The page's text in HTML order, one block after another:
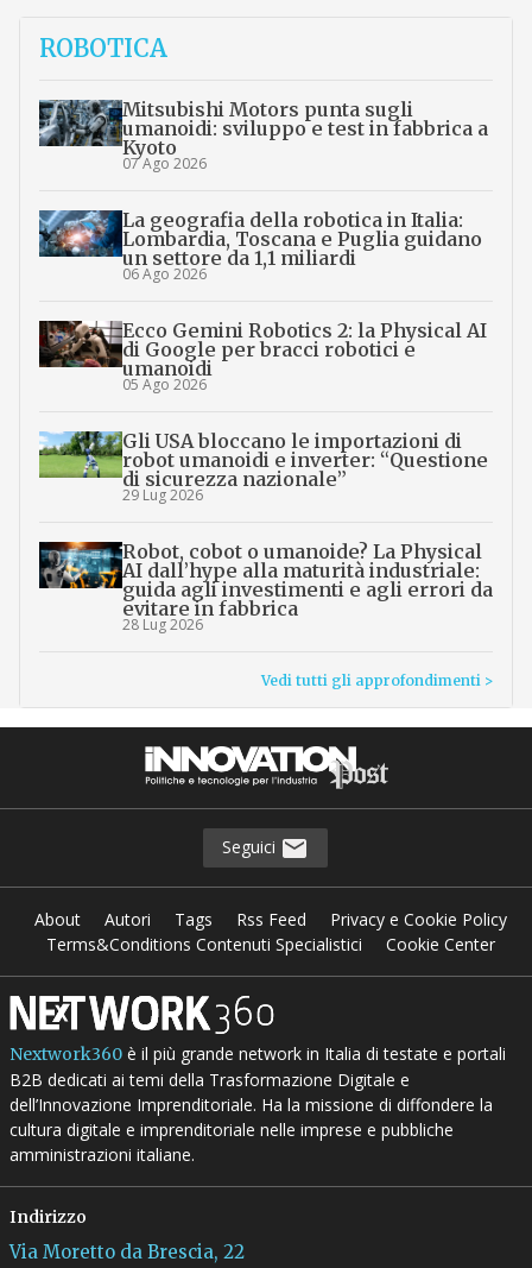
ROBOTICA
Mitsubishi Motors punta sugli
umanoidi: sviluppo e test in fabbrica a
Kyoto
07 Ago 2026
La geografia della robotica in Italia:
Lombardia, Toscana e Puglia guidano
un settore da 1,1 miliardi
06 Ago 2026
Ecco Gemini Robotics 2: la Physical AI
di Google per bracci robotici e
umanoidi
05 Ago 2026
Gli USA bloccano le importazioni di
robot umanoidi e inverter: “Questione
di sicurezza nazionale”
29 Lug 2026
Robot, cobot o umanoide? La Physical
AI dall’hype alla maturità industriale:
guida agli investimenti e agli errori da
evitare in fabbrica
28 Lug 2026
Vedi tutti gli approfondimenti >
Seguici
About Autori Tags Rss Feed
Privacy e Cookie Policy
Terms&Conditions Contenuti Specialistici
Cookie Center
Nextwork360è il più grande network in Italia di testate e portali
B2B dedicati ai temi della Trasformazione Digitale e
dell’Innovazione Imprenditoriale. Ha la missione di diffondere la
cultura digitale e imprenditoriale nelle imprese e pubbliche
amministrazioni italiane.
Indirizzo
Via Moretto da Brescia, 22